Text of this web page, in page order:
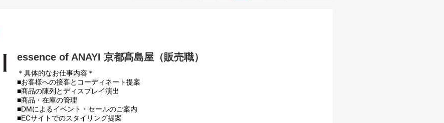
essence of ANAYI 京都髙島屋（販売職）
＊具体的なお仕事内容＊
■お客様への接客とコーディネート提案
■商品の陳列とディスプレイ演出
■商品・在庫の管理
■DMによるイベント・セールのご案内
■ECサイトでのスタイリング提案